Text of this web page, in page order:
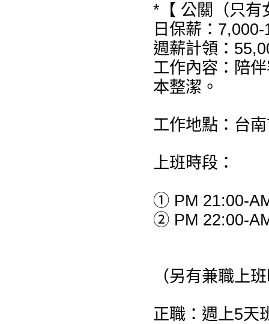
*【 公關（只有
日保薪：
週薪計領：
工作內容：陪
本整潔。
工作地點：台
上班時段：
① PM 21:00-
② PM 22:00-
（另有兼職上
正職：週上5天